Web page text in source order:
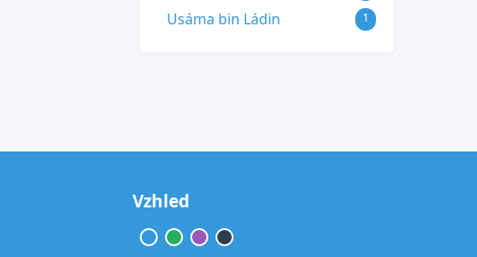
Usáma bin Ládin 1
Vzhled